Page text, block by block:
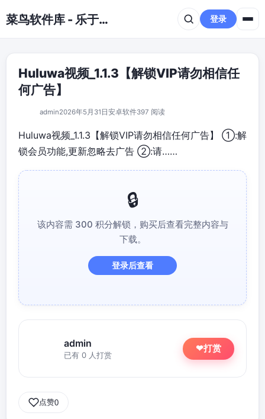
菜鸟软件库 - 乐于分享免费资源平台 登录
Huluwa视频_1.1.3【解锁VIP请勿相信任
何广告】
admin2026年5月31日 安卓软件397 阅读
Huluwa视频_1.1.3【解锁VIP请勿相信任何广告】 ①:解
锁会员功能,更新忽略去广告 ②:请……
该内容需 300 积分解锁，购买后查看完整内容与
下载。
登录后查看
admin
已有 0 人打赏
❤打赏
点赞0